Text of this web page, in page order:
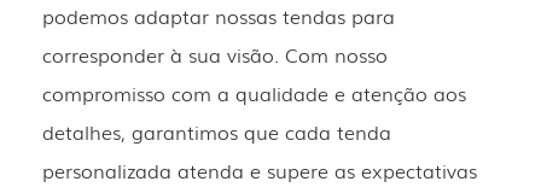
podemos adaptar nossas tendas para
corresponder à sua visão. Com nosso
compromisso com a qualidade e atenção aos
detalhes, garantimos que cada tenda
personalizada atenda e supere as expectativas